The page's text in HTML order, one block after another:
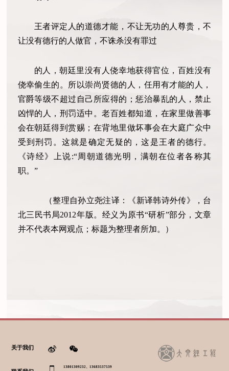
王者评定人的道德才能，不让无功的人尊贵，不
让没有德行的人做官，不诛杀没有罪过
的人，朝廷里没有人侥幸地获得官位，百姓没有
侥幸偷生的。所以崇尚贤德的人，任用有才能的人，
官爵等级不超过自己所应得的；惩治暴乱的人，禁止
凶悍的人，刑罚适中。老百姓都知道，在家里做善事
会在朝廷得到赏赐；在背地里做坏事会在大庭广众中
受到刑罚。这就是确定无疑的，这是王者的德行。
《诗经》上说:“周朝道德光明，满朝在位者各称其
职。”
（整理自孙立尧注译：《新译韩诗外传》，台
北三民书局2012年版。经义为原书“研析”部分，文章
并不代表本网观点；标题为整理者所加。）
关于我们
13801309232、13683537539